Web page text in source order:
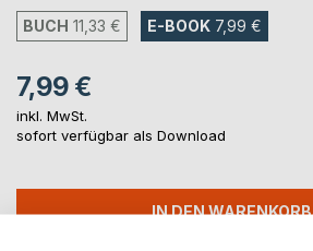
BUCH 11,33 € E-BOOK 7,99 €
7,99 €
inkl. MwSt.
sofort verfügbar als Download
IN DEN WARENKORB